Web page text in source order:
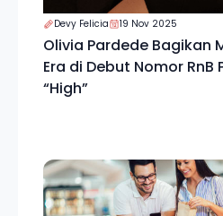
Devy Felicia 19 Nov 2025
Olivia Pardede Bagikan
Era di Debut Nomor RnB Pop 90’s Berjudul
“High”